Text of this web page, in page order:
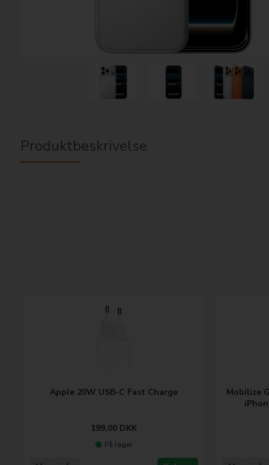
Produktbeskrivelse
Apple 20W USB-C Fast Charge
199,00 DKK
På lager
Mobilize